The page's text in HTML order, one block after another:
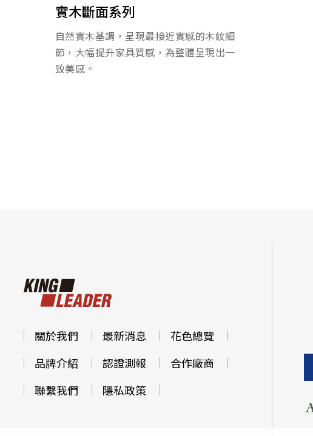
實木斷面系列
自然實木基調，呈現最接近實感的木紋細
節，大幅提升家具質感，為整體呈現出一
致美感。
關於我們 最新消息
花色總覽
品牌介紹
認證測報
合作廠商
聯繫我們
隱私政策